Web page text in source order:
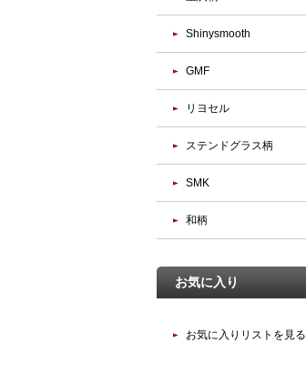
Shinysmooth
GMF
リヨセル
ステンドグラス柄
SMK
和柄
お気に入り
お気に入りリストを見る